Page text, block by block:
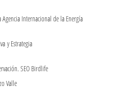
Internacional de la Energía
y Estrategia
SEO Birdlife
Valle